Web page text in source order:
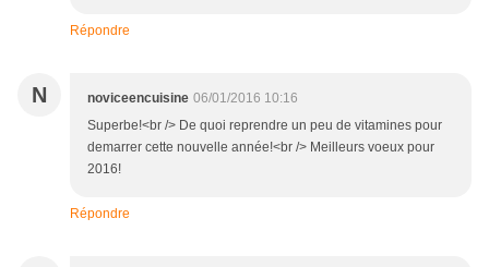
Répondre
N noviceencuisine 06/01/2016 10:16
Superbe!<br /> De quoi reprendre un peu de vitamines pour
demarrer cette nouvelle année!<br /> Meilleurs voeux pour
2016!
Répondre